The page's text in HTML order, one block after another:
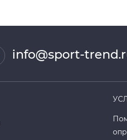
info@sport-